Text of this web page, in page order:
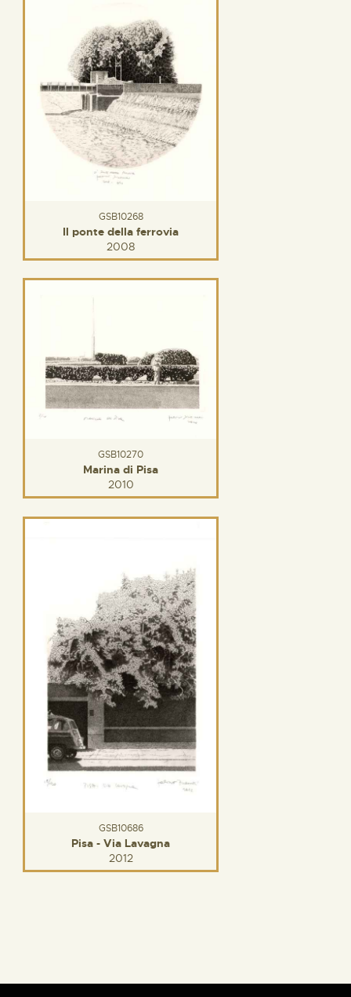
GSB10268
Il ponte della ferrovia
2008
GSB10270
Marina di Pisa
2010
GSB10686
Pisa - Via Lavagna
2012